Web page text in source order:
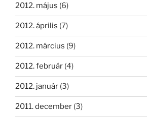
2012. május (6)
2012. április (7)
2012. március (9)
2012. február (4)
2012. január (3)
2011. december (3)